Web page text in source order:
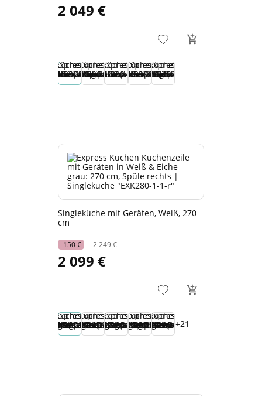
2 049 €
Singleküche mit Geräten, Weiß, 270
cm
-150 € 2 249 €
2 099 €
+21